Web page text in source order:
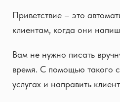
Приветствие – это
клиентам, когда они
Вам не нужно писать
время. С помощью такого
услугах и направить